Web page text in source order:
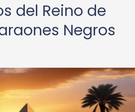
del Reino de
Negros